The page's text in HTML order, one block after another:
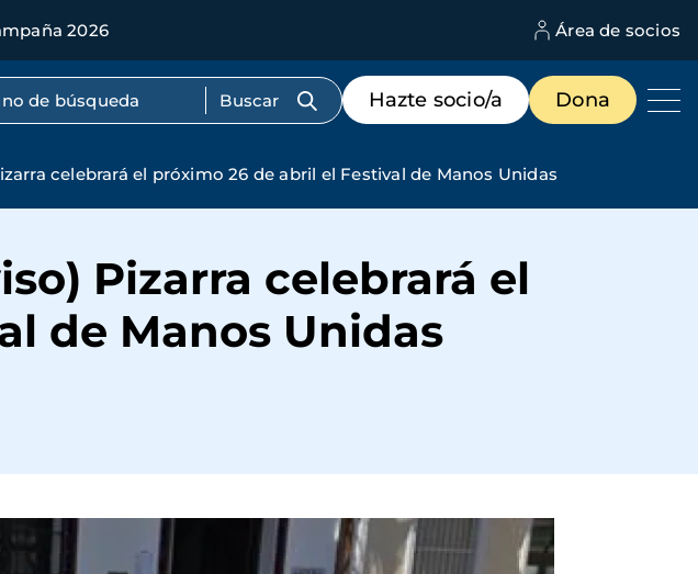
2026 Área de socios
completo
Menú
de
destacados
Hazte socio/a Dona
celebrará el próximo 26 de abril el Festival de Manos Unidas
Pizarra celebrará el
de Manos Unidas